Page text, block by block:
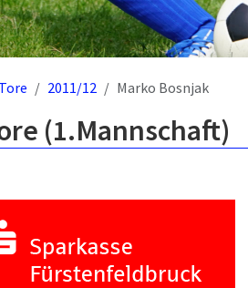
Tore 2011/12 Marko Bosnjak
(1.Mannschaft)